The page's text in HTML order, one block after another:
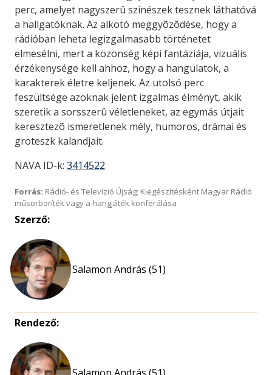
perc, amelyet nagyszerû színészek tesznek láthatóvá
a hallgatóknak. Az alkotó meggyõzõdése, hogy a
rádióban leheta legizgalmasabb történetet
elmesélni, mert a közönség képi fantáziája, vizuális
érzékenysége kell ahhoz, hogy a hangulatok, a
karakterek életre keljenek. Az utolsó perc
feszültsége azoknak jelent izgalmas élményt, akik
szeretik a sorsszerû véletleneket, az egymás útjait
keresztezõ ismeretlenek mély, humoros, drámai és
groteszk kalandjait.
NAVA ID-k: 3414522
Forrás: Rádió- és Televízió Újság; Kiegészítésként Magyar Rádió
műsorboríték vagy a hangjáték konferálása
Szerző:
Salamon András (51)
Rendező: